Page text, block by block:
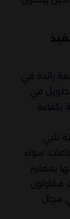
رائدة في
في
بكفاءة
تلبي
سواء
بمعايير
مقاولون
مجال